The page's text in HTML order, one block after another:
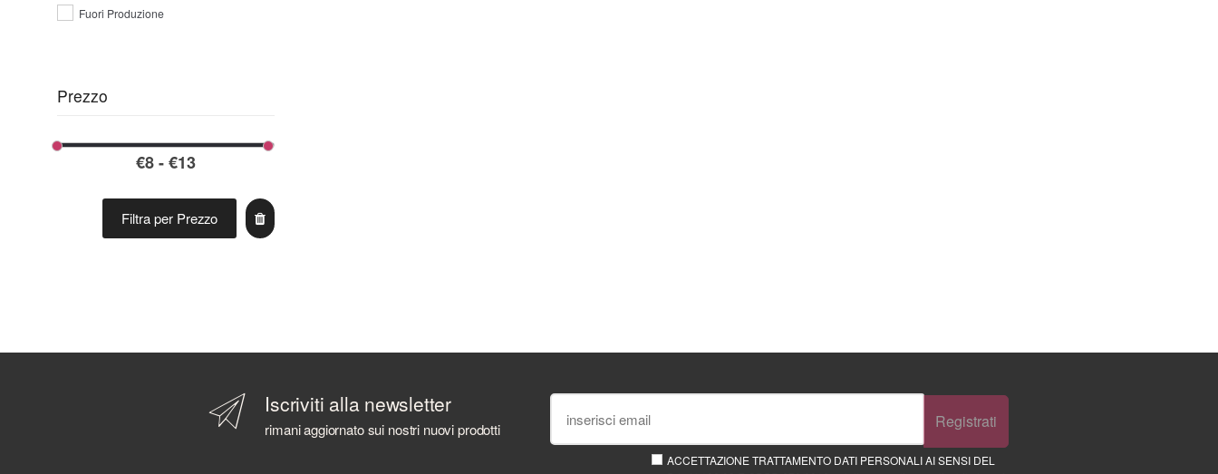
ARARAT
ARNAUTOVIC SPIRITS
ARTIC
ASAKA DISTILLERY
AZ. AGR. CAVALLARI
AZIENDA AGRICOLA CALONGA
Fuori Produzione
Prezzo
Filtra per Prezzo
Iscriviti alla newsletter
rimani aggiornato sui nostri nuovi prodotti Registrati
ACCETTAZIONE TRATTAMENTO DATI PERSONALI AI SENSI DEL